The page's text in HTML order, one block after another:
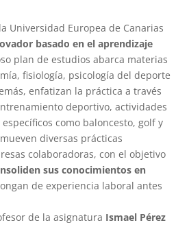
Universidad Europea de Canarias
basado en el aprendizaje
plan de estudios abarca materias
fisiología, psicología del deporte
enfatizan la práctica a través
deportivo, actividades
como baloncesto, golf y
diversas prácticas
colaboradoras, con el objetivo
sus conocimientos en
de experiencia laboral antes
de la asignatura Ismael Pérez